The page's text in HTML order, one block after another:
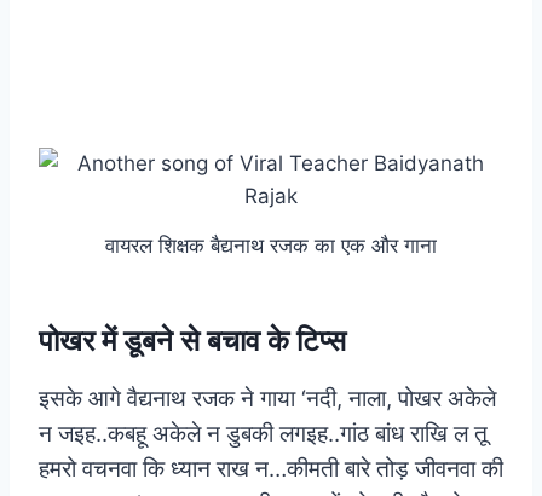
वायरल शिक्षक बैद्यनाथ रजक का एक और गाना
पोखर में डूबने से बचाव के टिप्स
इसके आगे वैद्यनाथ रजक ने गाया ‘नदी, नाला, पोखर अकेले
न जइह..कबहू अकेले न डुबकी लगइह..गांठ बांध राखि ल तू
हमरो वचनवा कि ध्यान राख न…कीमती बारे तोड़ जीवनवा की